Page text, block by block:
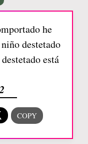
he
destetado
está